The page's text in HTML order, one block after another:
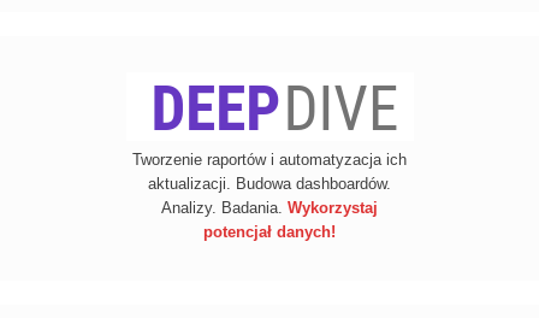
Tworzenie raportów i automatyzacja ich
aktualizacji. Budowa dashboardów.
Analizy. Badania. Wykorzystaj
potencjał danych!